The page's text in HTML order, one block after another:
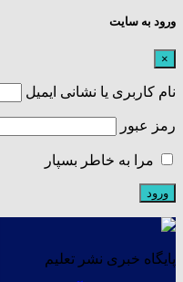
ورود به سایت
×
نام کاربری یا نشانی ایمیل
رمز عبور
مرا به خاطر بسپار
پایگاه خبری نشر تعلیم